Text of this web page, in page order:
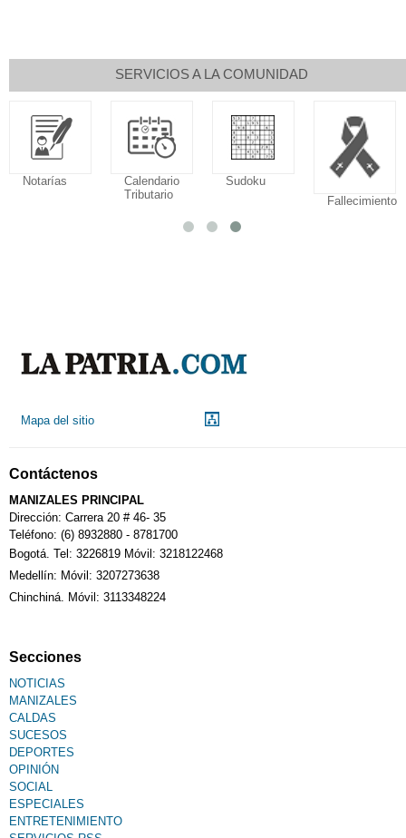
SERVICIOS A LA COMUNIDAD
Notarías
Calendario
Tributario
Sudoku
Fallecimiento
Mapa del sitio
Contáctenos
MANIZALES PRINCIPAL
Dirección: Carrera 20 # 46- 35
Teléfono: (6) 8932880 - 8781700
Bogotá. Tel: 3226819 Móvil: 3218122468
Medellín: Móvil: 3207273638
Chinchiná. Móvil: 3113348224
Secciones
NOTICIAS
MANIZALES
CALDAS
SUCESOS
DEPORTES
OPINIÓN
SOCIAL
ESPECIALES
ENTRETENIMIENTO